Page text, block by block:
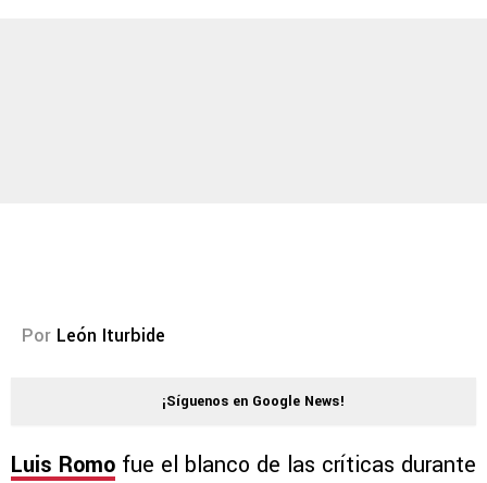
Por León Iturbide
¡Síguenos en Google News!
Luis Romo fue el blanco de las críticas durante